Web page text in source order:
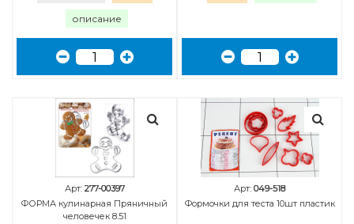
описание
Арт: 277-00397
ФОРМА кулинарная Пряничный
человечек 8.51
Арт: 049-518
Формочки для теста 10шт пластик